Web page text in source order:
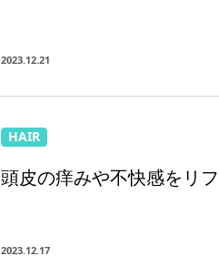
2023.12.21
HAIR
頭皮の痒みや不快感をリ
2023.12.17